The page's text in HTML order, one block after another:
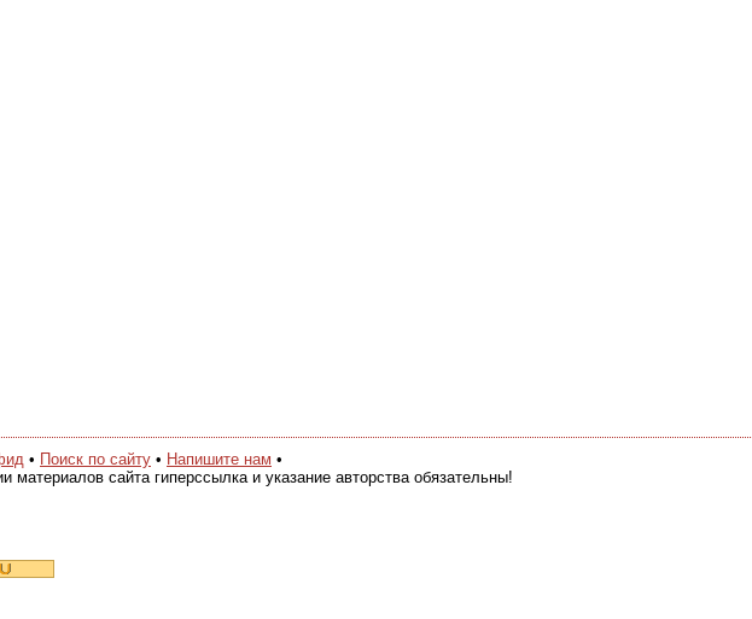
• Поиск по сайту • Напишите нам •
материалов сайта гиперссылка и указание авторства обязательны!